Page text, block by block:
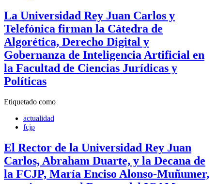
La Universidad Rey Juan Carlos y
Telefónica firman la Cátedra de
Algorética, Derecho Digital y
Gobernanza de Inteligencia Artificial en
la Facultad de Ciencias Jurídicas y
Políticas
Etiquetado como
actualidad
fcjp
El Rector de la Universidad Rey Juan
Carlos, Abraham Duarte, y la Decana de
la FCJP, María Enciso Alonso-Muñumer,